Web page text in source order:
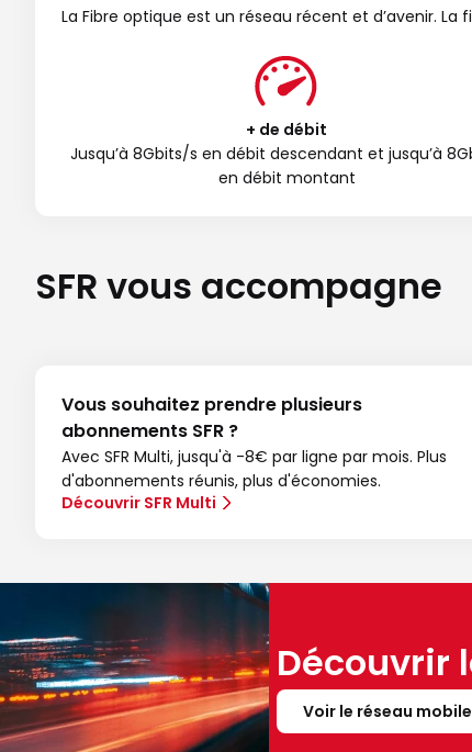
La Fibre optique est un réseau récent et d’avenir.
+ de débit
Jusqu’à 8Gbits/s en débit descendant et jusqu’à
en débit montant
SFR vous accompagne
Vous souhaitez prendre plusieurs
abonnements SFR ?
Avec SFR Multi, jusqu'à -8€ par ligne par mois. Plus
d'abonnements réunis, plus d'économies.
Découvrir SFR Multi
Découvrir
Voir le réseau mobile